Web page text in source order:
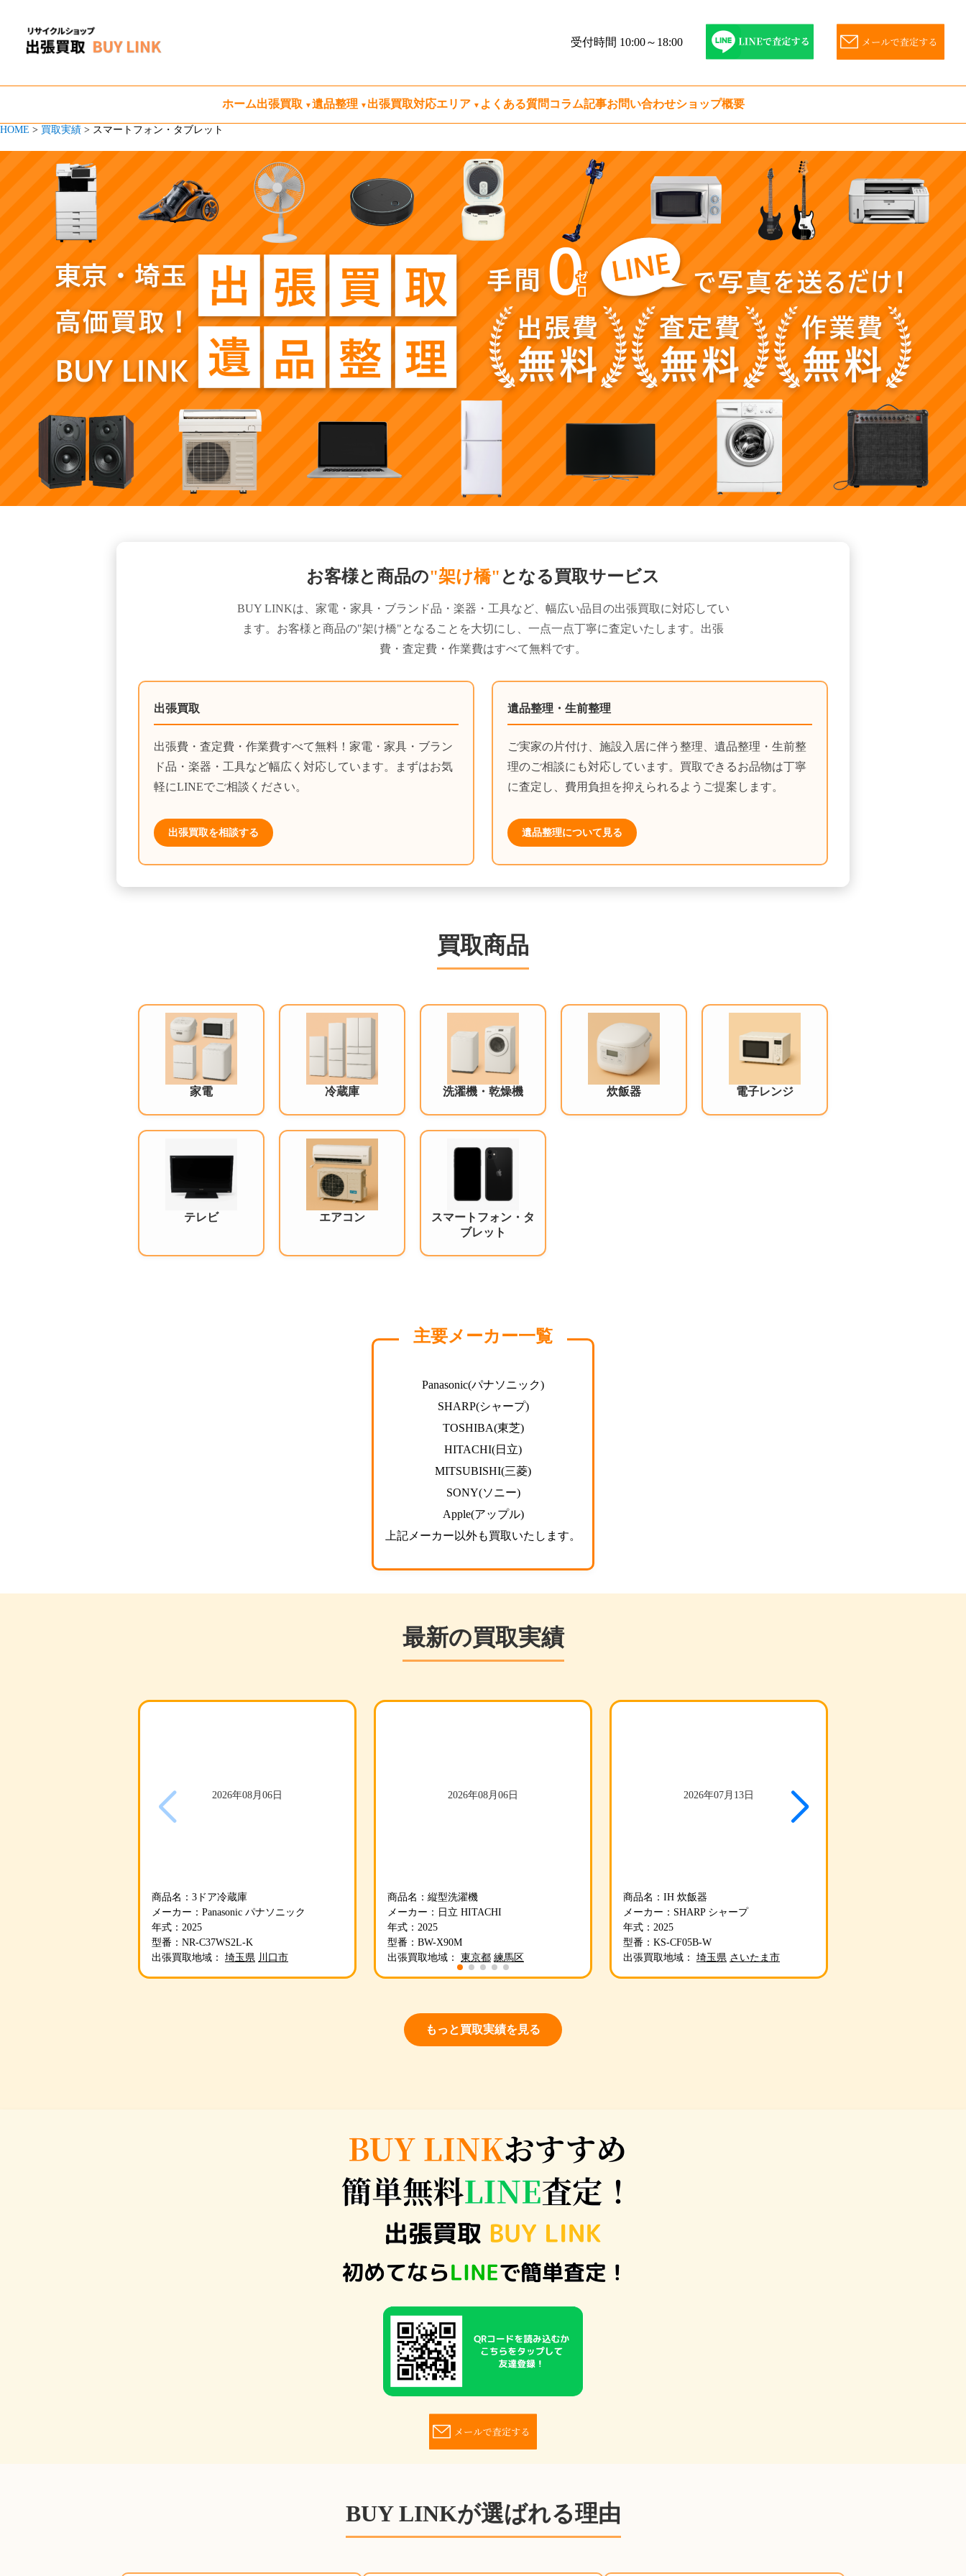
受付時間 10:00～18:00
ホーム出張買取 遺品整理 出張買取対応エリア よくある質問 コラム記事お問い合わせショップ概要
HOME > 買取実績 > スマートフォン・タブレット
お客様と商品の"架け橋" となる買取サービス
BUY LINKは、家電・家具・ブランド品・楽器・工具など、幅広い品目の出張買取に対応してい
ます。お客様と商品の"架け橋"となることを大切にし、一点一点丁寧に査定いたします。出張
費・査定費・作業費はすべて無料です。
出張買取
出張費・査定費・作業費すべて無料！家電・家具・ブラン
ド品・楽器・工具など幅広く対応しています。まずはお気
軽にLINEでご相談ください。
出張買取を相談する
遺品整理・生前整理
ご実家の片付け、施設入居に伴う整理、遺品整理・生前整
理のご相談にも対応しています。買取できるお品物は丁寧
に査定し、費用負担を抑えられるようご提案します。
遺品整理について見る
買取商品
家電 冷蔵庫 洗濯機・乾燥機 炊飯器 電子レンジ
テレビ エアコン
スマートフォン・タ
ブレット
主要メーカー一覧
Panasonic(パナソニック)
SHARP(シャープ)
TOSHIBA(東芝)
HITACHI(日立)
MITSUBISHI(三菱)
SONY(ソニー)
Apple(アップル)
上記メーカー以外も買取いたします。
最新の買取実績
2026年08月06日
商品名：3ドア冷蔵庫
メーカー：Panasonic パナソニック
年式：2025
型番：NR-C37WS2L-K
出張買取地域： 埼玉県 川口市
2026年08月06日
商品名：縦型洗濯機
メーカー：日立 HITACHI
年式：2025
型番：BW-X90M
出張買取地域： 東京都 練馬区
2026年07月13日
商品名：IH 炊飯器
メーカー：SHARP シャープ
年式：2025
型番：KS-CF05B-W
出張買取地域： 埼玉県 さいたま市
もっと買取実績を見る
BUY LINKが選ばれる理由